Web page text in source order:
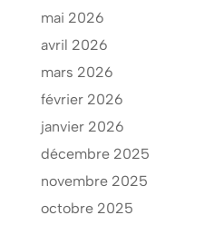
mai 2026
avril 2026
mars 2026
février 2026
janvier 2026
décembre 2025
novembre 2025
octobre 2025